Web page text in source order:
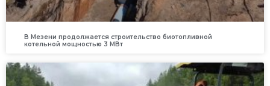
В Мезени продолжается строительство биотопливной
котельной мощностью 3 МВт